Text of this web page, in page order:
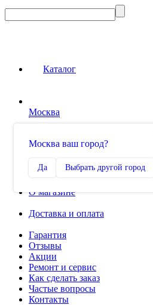
Каталог
Москва
Москва ваш город?
Да Выбрать другой город
0
Избранное
О магазине
Доставка и оплата
Гарантия
Отзывы
Акции
Ремонт и сервис
Как сделать заказ
Частые вопросы
Контакты